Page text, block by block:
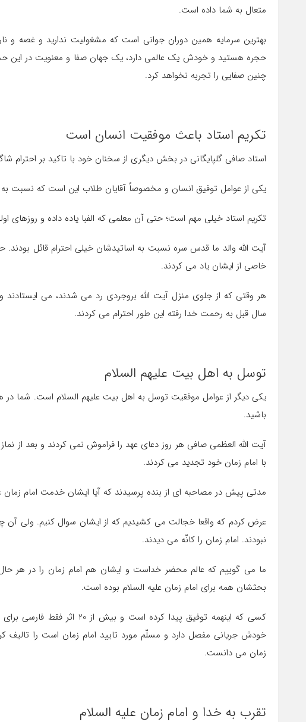
متعال به شما داده است.
بهترین سرمایه همین دوران جوانی است که مشغولیت ندارید و غصه و
حجره هستید و خودش یک عالمی دارد، یک جهان صفا و معنویت در این
چنین صفایی را تجربه نخواهد کرد.
تکریم استاد باعث موفقیت انسان است
استاد صافی گلپایگانی در بخش دیگری از سخنان خود با تاکید بر احترام
یکی از عوامل توفیق انسان و مخصوصاً آقایان طلاب این است که نسبت
تکریم استاد خیلی مهم است؛ حتی آن معلمی که الفبا یاده داده و
آیت الله والد ما قدس سره نسبت به اساتیدشان خیلی احترام قائل بودند.
خاصی از ایشان یاد می کردند.
سال قبل به رحمت خدا رفته این طور احترام می کردند.
توسل به اهل بیت علیهم السلام
یکی دیگر از عوامل موفقیت توسل به اهل بیت علیهم السلام است. شما در
باشید.
آیت الله العظمی صافی هر روز دعای عهد را فراموش نمی کردند و بعد از
با امام زمان خود تجدید می کردند.
مدتی پیش در مصاحبه ای از بنده پرسیدند که آیا ایشان خدمت امام زمان
عرض کردم که واقعا خجالت می کشیدیم که از ایشان سوال کنیم. ولی آن
نبودند. امام زمان را کانّه می دیدند.
ما می گوییم که عالم محضر خداست و ایشان هم امام زمان را در هر
بحثشان همه برای امام زمان علیه السلام بوده است.
کسی که اینهمه توفیق پیدا کرده است و بیش از 20 اثر فقط فارسی برای امام زمان نوشته است و
خودش جریانی مفصل دارد و مسلّم مورد تایید امام زمان است را تالیف
زمان می دانست.
تقرب به خدا و امام زمان علیه السلام